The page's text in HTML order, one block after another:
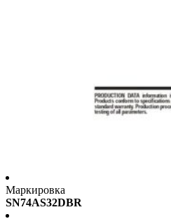
Маркировка
SN74AS32DBR